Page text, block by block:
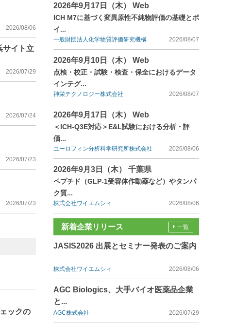
2026/08/06
イト立
2026/07/29
2026/07/24
2026/07/23
2026/07/23
ックの
2026年9月17日（木） Web
ICH M7に基づく変異原性不純物評価の基礎とポ
イ...
一般財団法人化学物質評価研究機構 2026/08/07
2026年9月10日（木） Web
点検・校正・試験・検査・保全におけるデータ
インテグ...
神栄テクノロジー株式会社 2026/08/07
2026年9月17日（木） Web
＜ICH-Q3E対応＞E&L試験における分析・評
価...
ユーロフィン分析科学研究所株式会社 2026/08/06
2026年9月3日（木） 千葉県
ペプチド（GLP-1受容体作動薬など）やタンパ
ク質...
株式会社ワイエムシィ 2026/08/06
新着企業リリース
JASIS2026 出展とセミナー発表のご案内
株式会社ワイエムシィ 2026/08/06
AGC Biologics、大手バイオ医薬品企業
と...
AGC株式会社 2026/07/29
一覧